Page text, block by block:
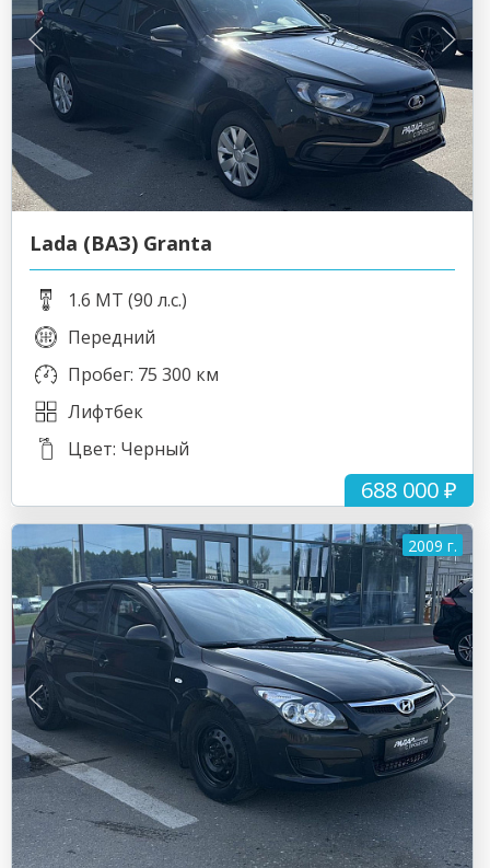
688 000 ₽
Lada (ВАЗ) Granta
1.6 MT (90 л.с.)
Передний
Пробег: 75 300 км
Лифтбек
Цвет: Черный
2009 г.